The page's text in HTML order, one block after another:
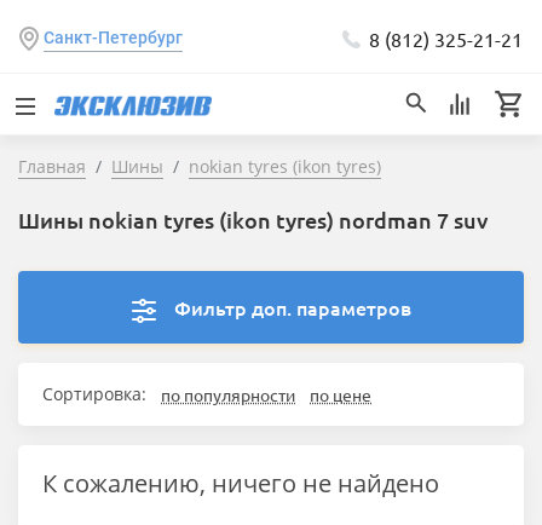
Санкт-Петербург 8 (812) 325-21-21
Главная Шины nokian tyres (ikon tyres)
Шины nokian tyres (ikon tyres) nordman 7 suv
Фильтр доп. параметров
Сортировка: по популярности по цене
К сожалению, ничего не найдено